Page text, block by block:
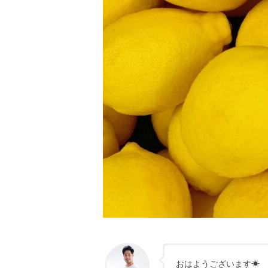
おはようございます☀